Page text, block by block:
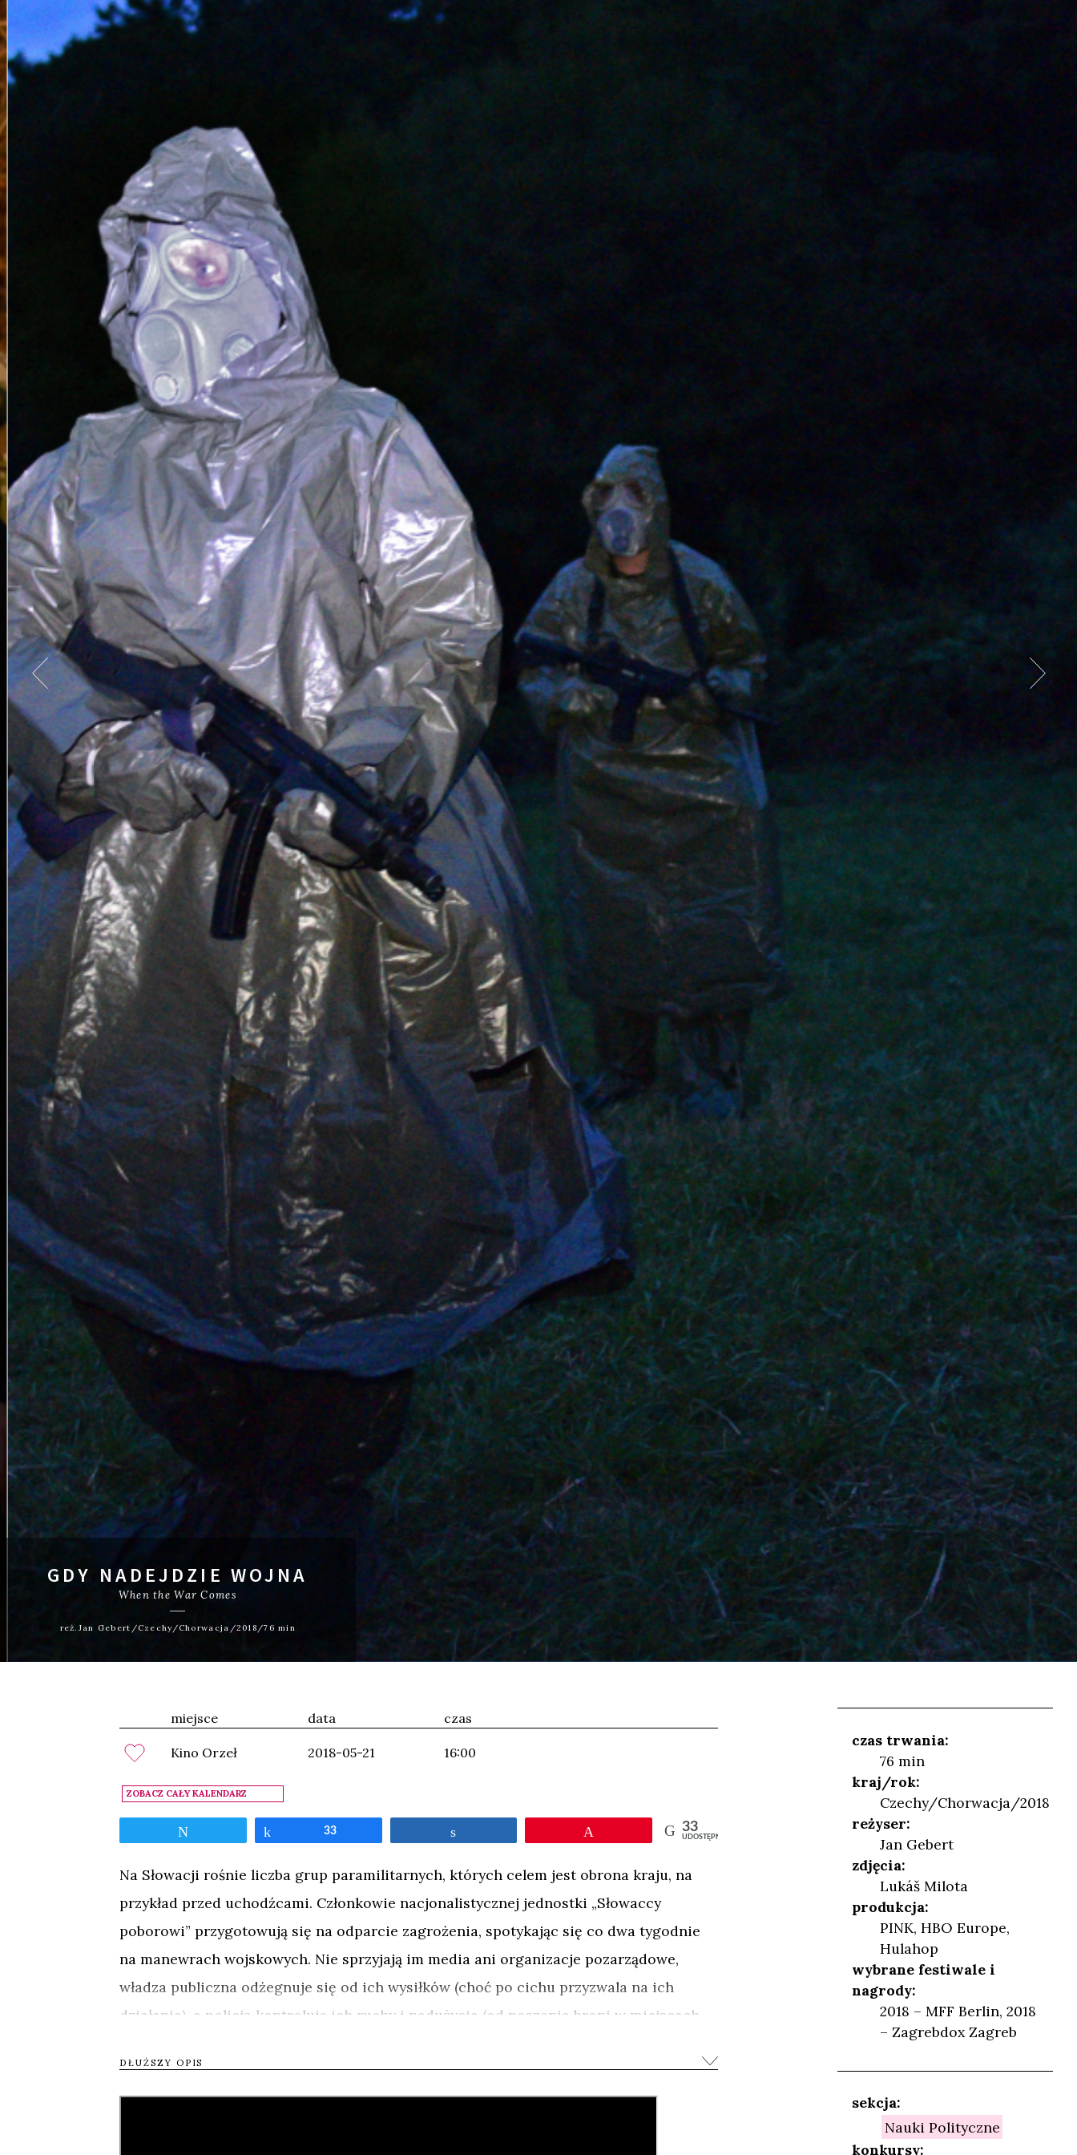
GDY NADEJDZIE WOJNA
When the War Comes
reż.Jan Gebert/Czechy/Chorwacja/2018/76 min
miejsce data czas
Kino Orzeł 2018-05-21 16:00
ZOBACZ CAŁY KALENDARZ
Udostępnij
33 33
UDOSTĘPNIEŃ
Na Słowacji rośnie liczba grup paramilitarnych, których celem jest obrona kraju, na
przykład przed uchodźcami. Członkowie nacjonalistycznej jednostki „Słowaccy
poborowi” przygotowują się na odparcie zagrożenia, spotykając się co dwa tygodnie
na manewrach wojskowych. Nie sprzyjają im media ani organizacje pozarządowe,
władza publiczna odżegnuje się od ich wysiłków (choć po cichu przyzwala na ich
działania), a policja kontroluje ich ruchy i nadużycia (od noszenia broni w miejscach
razie w powijakach – niewielkie doświadczenie głównodowodzącego skutkuje
kłopotami z utrzymaniem dyscypliny u kolegów w podobnym wieku.
DŁUŻSZY OPIS
czas trwania:
76 min
kraj/rok:
Czechy/Chorwacja/2018
reżyser:
Jan Gebert
zdjęcia:
Lukáš Milota
produkcja:
PINK, HBO Europe,
Hulahop
wybrane festiwale i
nagrody:
2018 – MFF Berlin, 2018
– Zagrebdox Zagreb
sekcja:
Nauki Polityczne
konkursy: